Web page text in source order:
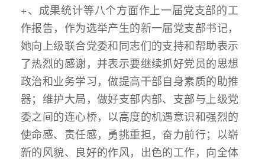
+、成果统计等八个方面作上一届党支部的工
作报告，作为选举产生的新一届党支部书记，
她向上级联合党委和同志们的支持和帮助表示
了热烈的感谢，并表示要继续抓好党员的思想
政治和业务学习，做提高干部自身素质的助推
器；维护大局，做好支部内部、支部与上级党
委之间的连心桥，以高度的机遇意识和强烈的
使命感、责任感，勇挑重担，奋力前行；以崭
新的风貌、良好的作风，出色的工作，向全体